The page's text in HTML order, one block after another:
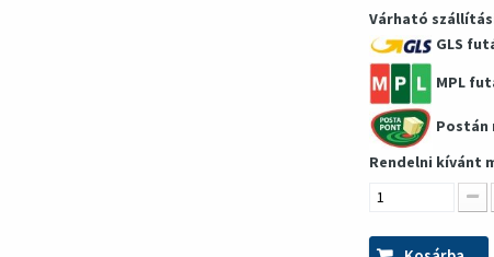
Várható
GLS
MPL
Postán
Rendelni kívánt